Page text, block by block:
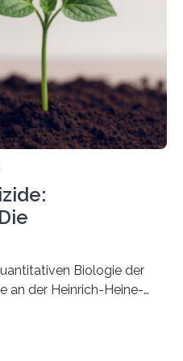
in Bernstein
einer
dar, denn…
Biologie der
an der Heinrich-Heine-
auf